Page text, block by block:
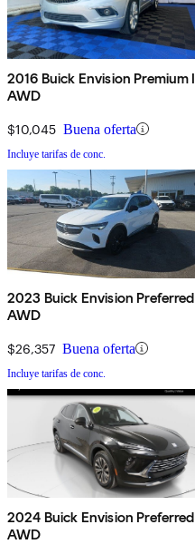
2016 Buick Envision Premium I
AWD
$10,045 Buena oferta
Incluye tarifas de conc.
2023 Buick Envision Preferred
AWD
$26,357 Buena oferta
Incluye tarifas de conc.
2024 Buick Envision Preferred
AWD